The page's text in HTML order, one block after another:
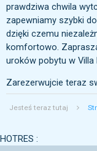
prawdziwa chwila
zapewniamy szybki
dzięki czemu
komfortowo.
uroków pobytu w Villa
Zarezerwujcie teraz
Jesteś teraz tutaj
HOTRES :